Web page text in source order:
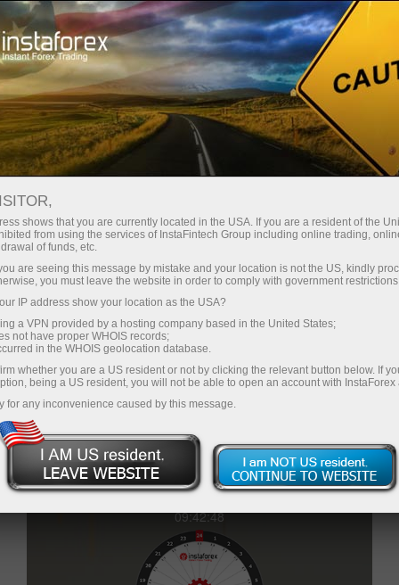
Jam pembukaan lantai perdagangan
JAM PEMBUKAAN LANTAI
PERDAGANGAN
09:42:50
shows that you are currently located in the USA. If you are a resident of the
from using the services of InstaFintech Group including online trading,
of funds, etc.
are seeing this message by mistake and your location is not the US, kindly
you must leave the website in order to comply with government
IP address show your location as the USA?
a VPN provided by a hosting company based in the United States;
not have proper WHOIS records;
in the WHOIS geolocation database.
whether you are a US resident or not by clicking the relevant button below. If
being a US resident, you will not be able to open an account with InstaForex
for any inconvenience caused by this message.